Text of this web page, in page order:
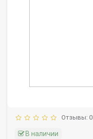
Отзывы: 0
В наличии